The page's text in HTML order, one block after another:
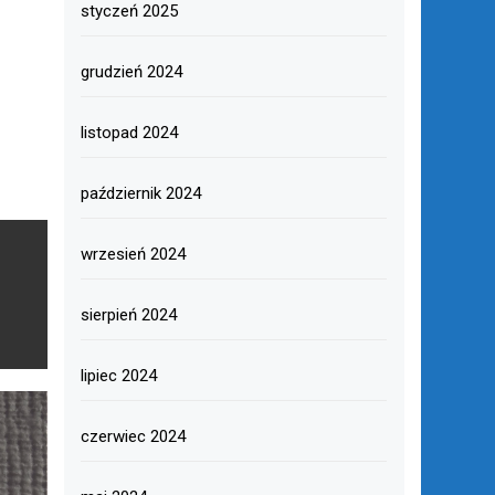
styczeń 2025
grudzień 2024
listopad 2024
październik 2024
wrzesień 2024
sierpień 2024
lipiec 2024
czerwiec 2024